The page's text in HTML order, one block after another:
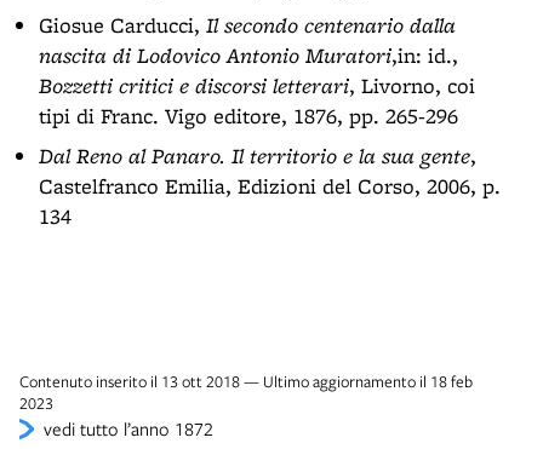
Giosue Carducci, Il secondo centenario dalla
nascita di Lodovico Antonio Muratori,in: id.,
Bozzetti critici e discorsi letterari, Livorno, coi
tipi di Franc. Vigo editore, 1876, pp. 265-296
Dal Reno al Panaro. Il territorio e la sua gente,
Castelfranco Emilia, Edizioni del Corso, 2006, p.
134
Contenuto inserito il 13 ott 2018 — Ultimo aggiornamento il 18 feb
2023
vedi tutto l’anno 1872